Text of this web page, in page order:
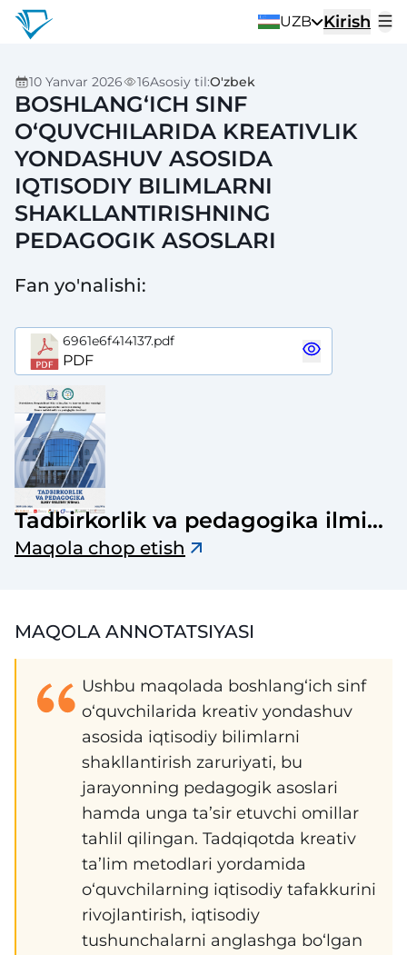
UZB Kirish
10 Yanvar 2026 16Asosiy til:O'zbek
BOSHLANG‘ICH SINF
O‘QUVCHILARIDA KREATIVLIK
YONDASHUV ASOSIDA
IQTISODIY BILIMLARNI
SHAKLLANTIRISHNING
PEDAGOGIK ASOSLARI
Fan yo'nalishi:
6961e6f414137.pdf
PDF
Tadbirkorlik va pedagogika ilmiy-
uslubiy jurnali
Maqola chop etish
MAQOLA ANNOTATSIYASI
Ushbu maqolada boshlang‘ich sinf
o‘quvchilarida kreativ yondashuv
asosida iqtisodiy bilimlarni
shakllantirish zaruriyati, bu
jarayonning pedagogik asoslari
hamda unga ta’sir etuvchi omillar
tahlil qilingan. Tadqiqotda kreativ
ta’lim metodlari yordamida
o‘quvchilarning iqtisodiy tafakkurini
rivojlantirish, iqtisodiy
tushunchalarni anglashga bo‘lgan